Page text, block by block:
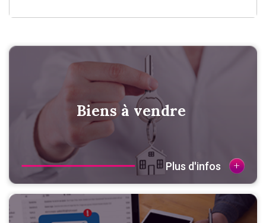
Biens à vendre
Plus d'infos +